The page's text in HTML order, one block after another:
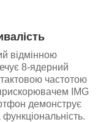
відмінною
8-ядерний
частотою
IMG
демонструє